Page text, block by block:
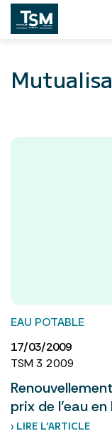
EAU POTABLE
17/03/2009
TSM 3 2009
prix de l’eau
› LIRE L’ARTICLE